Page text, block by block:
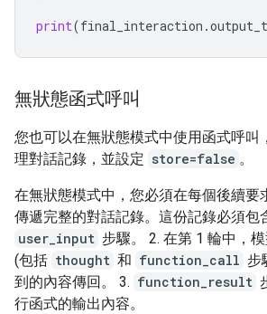
print(final_interaction .
無狀態函式呼叫
您也可以在無狀態模式中使用函式呼叫
理對話記錄，並設定 store=false 。
在無狀態模式中，您必須在每個後續要
傳遞完整的對話記錄。這份記錄必須包
user_input 步驟。 2. 在第 1 輪中，
(包括 thought 和 function_call 步
到的內容傳回。 3. function_result
行函式的輸出內容。